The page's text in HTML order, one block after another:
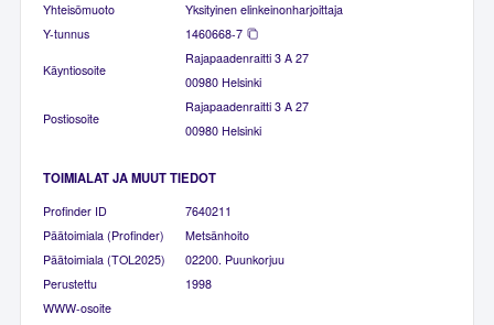
Yhteisömuoto
Yksityinen elinkeinonharjoittaja
Y-tunnus
1460668-7
Käyntiosoite
Rajapaadenraitti 3 A 27
00980 Helsinki
Postiosoite
Rajapaadenraitti 3 A 27
00980 Helsinki
TOIMIALAT JA MUUT TIEDOT
Profinder ID
7640211
Päätoimiala (Profinder)
Metsänhoito
Päätoimiala (TOL2025)
02200. Puunkorjuu
Perustettu
1998
WWW-osoite